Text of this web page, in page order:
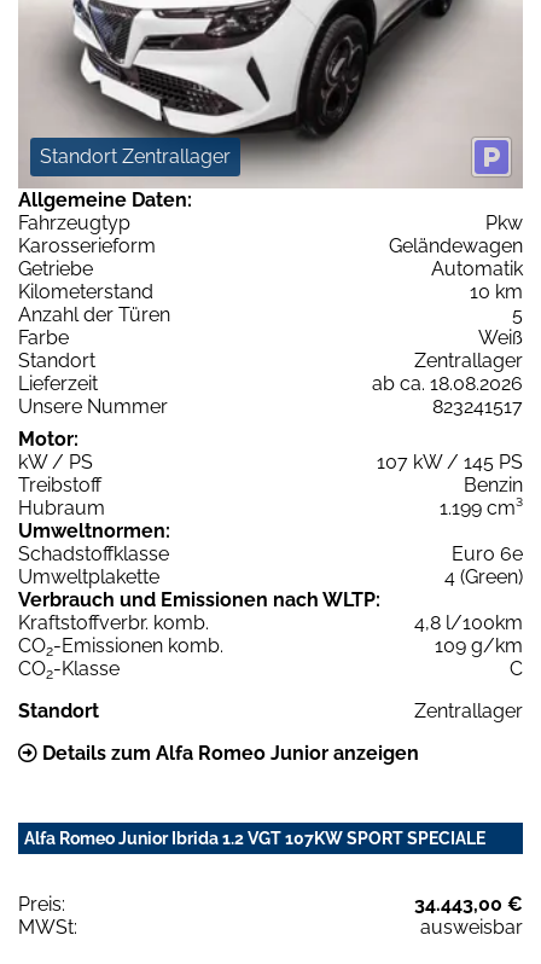
Standort Zentrallager
Allgemeine Daten:
Fahrzeugtyp
Pkw
Karosserieform
Geländewagen
Getriebe
Automatik
Kilometerstand
10 km
Anzahl der Türen
5
Farbe
Weiß
Standort
Zentrallager
Lieferzeit
ab ca. 18.08.2026
Unsere Nummer
823241517
Motor:
kW / PS
107 kW / 145 PS
Treibstoff
Benzin
Hubraum
1.199 cm³
Umweltnormen:
Schadstoffklasse
Euro 6e
Umweltplakette
4 (Green)
Verbrauch und Emissionen nach WLTP:
Kraftstoffverbr. komb.
4,8 l/100km
CO2-Emissionen komb.
109 g/km
CO2-Klasse
C
Standort
Zentrallager
Details zum Alfa Romeo Junior anzeigen
Alfa Romeo Junior Ibrida 1.2 VGT 107KW SPORT SPECIALE
Preis:
34.443,00 €
MWSt:
ausweisbar